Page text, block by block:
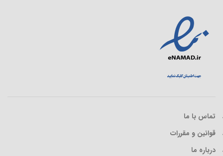
تماس با ما
قوانین و مقررات
درباره ما